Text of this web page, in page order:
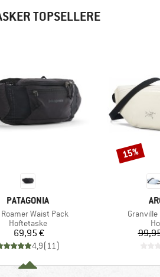
TOPSELLERE
MÆRKE
PATAGONIA
Waist Pack
Produktgruppe
Hoftetaske
Pris
69,95 €
4,9(11)
Artikel
Rabat
15%